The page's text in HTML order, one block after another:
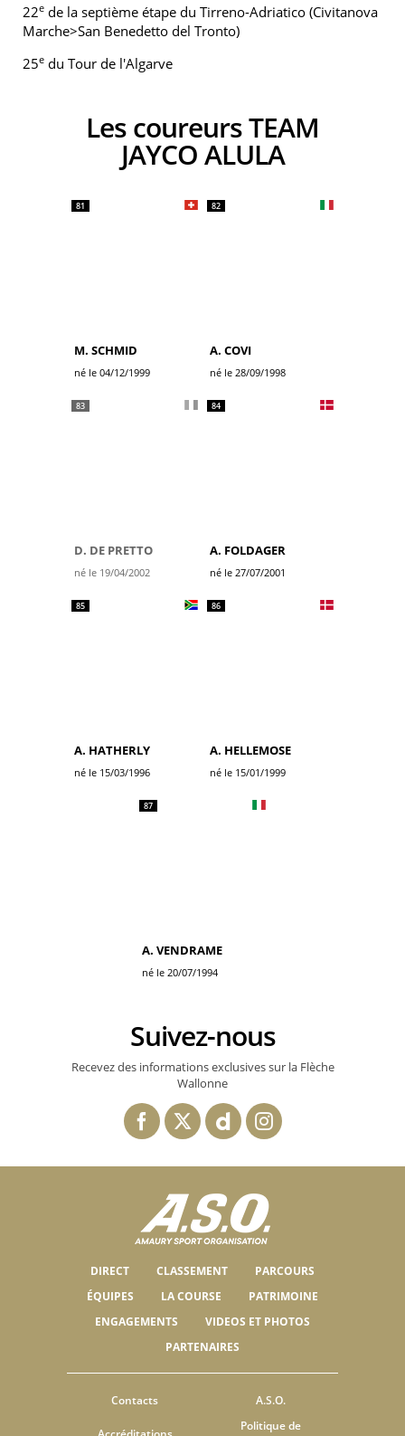
22e de la septième étape du Tirreno-Adriatico (Civitanova
Marche>San Benedetto del Tronto)
25e du Tour de l'Algarve
Les coureurs TEAM
JAYCO ALULA
81
M. SCHMID
né le 04/12/1999
82
A. COVI
né le 28/09/1998
83
D. DE PRETTO
né le 19/04/2002
84
A. FOLDAGER
né le 27/07/2001
85
A. HATHERLY
né le 15/03/1996
86
A. HELLEMOSE
né le 15/01/1999
87
A. VENDRAME
né le 20/07/1994
Suivez-nous
Recevez des informations exclusives sur la Flèche
Wallonne
DIRECT CLASSEMENT
PARCOURS
ÉQUIPES
LA COURSE
PATRIMOINE
ENGAGEMENTS
VIDEOS ET PHOTOS
PARTENAIRES
Contacts A.S.O.
Politique de